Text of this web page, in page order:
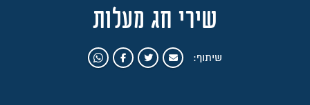
שירי חג מעלות
שיתוף: